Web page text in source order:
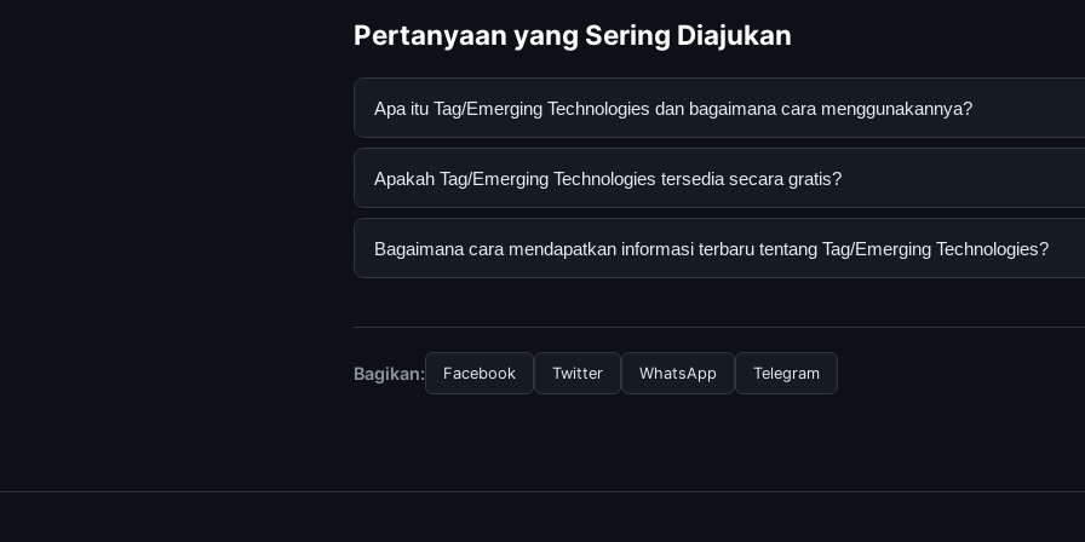
Pertanyaan yang Sering Diajukan
Apa itu Tag/Emerging Technologies dan bagaimana cara menggunakannya?
Tag/Emerging Technologies adalah layanan digital yang dirancang untuk membantu
resmi dan mengikuti panduan yang tersedia.
Apakah Tag/Emerging Technologies tersedia secara gratis?
Ya, Tag/Emerging Technologies dapat diakses secara gratis oleh semua pengguna.
Bagaimana cara mendapatkan informasi terbaru tentang Tag/Emerging Technologies?
Bagikan:
Facebook Twitter WhatsApp Telegram